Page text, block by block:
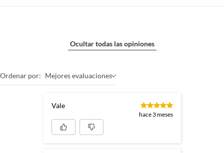
Ocultar todas las opiniones
Ordenar por: Mejores evaluaciones
Vale
hace 3 meses